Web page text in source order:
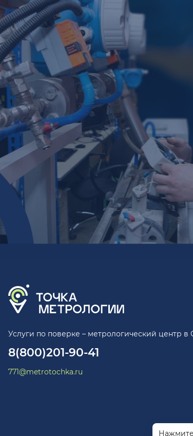
Услуги по поверке – метрологический центр в
8(800)201-90-41
771@metrotochka.ru
Нажмите